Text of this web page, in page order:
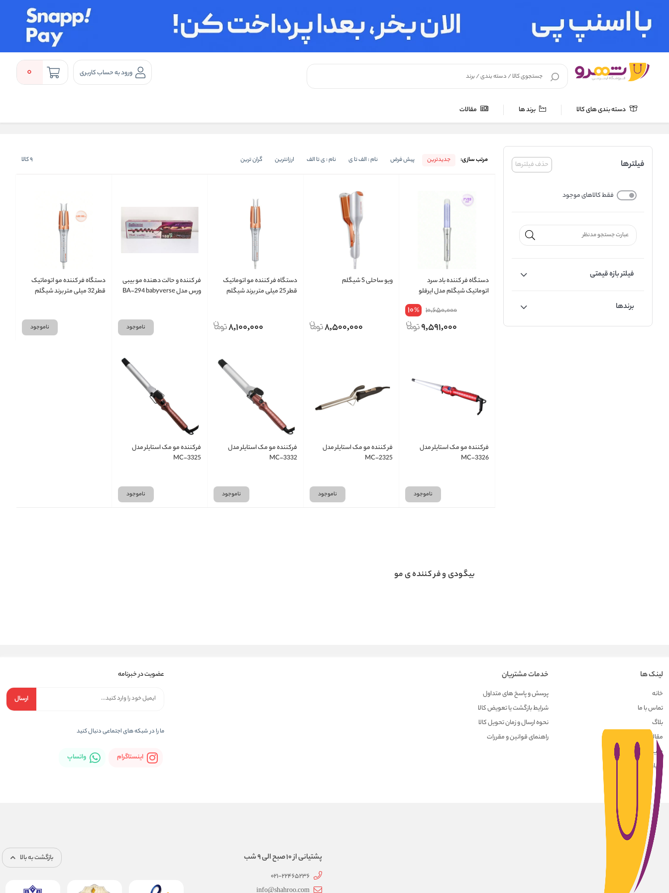
ورود به حساب کاربری 0
دسته بندی های کالا برند ها مقالات
لوازم شخصی برقی بیگودی و فر کننده ی مو
حذف فیلترها فیلترها
فقط کالاهای موجود
فیلتر بازه قیمتی
برندها
مرتب سازی: جدیدترین پیش فرض نام : الف تا ی نام : ی تا الف ارزانترین گران ترین 9کالا
دستگاه فر کننده باد سرد
اتوماتیک شیگلم مدل ایرفلو
10,650,000
10%
9,591,000
ویو ساحلی S شیگلم
8,500,000
دستگاه فر کننده مو اتوماتیک
قطر 25 میلی متر برند شیگلم
8,100,000
فر کننده و حالت دهنده مو بیبی
ورس مدل BA-294 babyverse
ناموجود
دستگاه فر کننده مو اتوماتیک
قطر 32 میلی متر برند شیگلم
ناموجود
فرکننده مو مک استایلر مدل
MC-3326
ناموجود
فر کننده مو مک استایلر مدل
MC-2325
ناموجود
فرکننده مو مک استایلر مدل
MC-3332
ناموجود
فرکننده مو مک استایلر مدل
MC-3325
ناموجود
بیگودی و فر کننده ی مو
لینک ها
خانه
تماس با ما
بلاگ
مقالات
حریم خصوصی کاربران
درباره ما
خدمات مشتریان
پرسش و پاسخ های متداول
شرایط بازگشت یا تعویض کالا
نحوه ارسال و زمان تحویل کالا
راهنمای قوانین و مقررات
عضویت در خبرنامه
ارسال
ما را در شبکه های اجتماعی دنبال کنید
اینستاگرام واتساپ
پشتیانی از 10 صبح الی 9 شب
021-22465236
info@shahroo.com
بازگشت به بالا